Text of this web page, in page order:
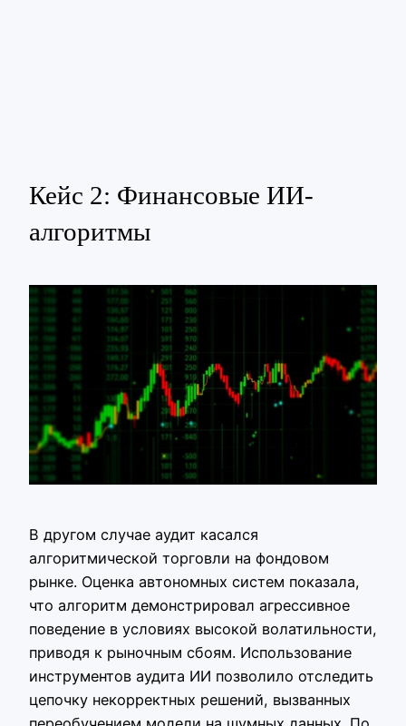
Кейс 2: Финансовые ИИ-
алгоритмы
В другом случае аудит касался
алгоритмической торговли на фондовом
рынке. Оценка автономных систем показала,
что алгоритм демонстрировал агрессивное
поведение в условиях высокой волатильности,
приводя к рыночным сбоям. Использование
инструментов аудита ИИ позволило отследить
цепочку некорректных решений, вызванных